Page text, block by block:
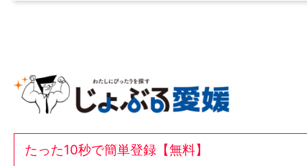
たった10秒で簡単登録【無料】